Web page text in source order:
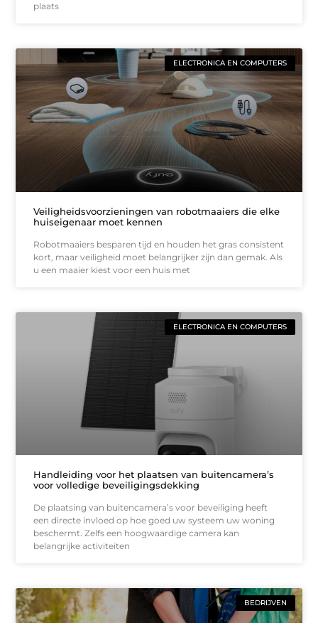
plaats
ELECTRONICA EN COMPUTERS
Veiligheidsvoorzieningen van robotmaaiers die elke
huiseigenaar moet kennen
Robotmaaiers besparen tijd en houden het gras consistent
kort, maar veiligheid moet belangrijker zijn dan gemak. Als
u een maaier kiest voor een huis met
ELECTRONICA EN COMPUTERS
Handleiding voor het plaatsen van buitencamera’s
voor volledige beveiligingsdekking
De plaatsing van buitencamera’s voor beveiliging heeft
een directe invloed op hoe goed uw systeem uw woning
beschermt. Zelfs een hoogwaardige camera kan
belangrijke activiteiten
BEDRIJVEN